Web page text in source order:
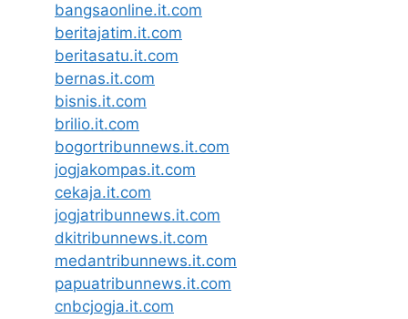
bangsaonline.it.com
beritajatim.it.com
beritasatu.it.com
bernas.it.com
bisnis.it.com
brilio.it.com
bogortribunnews.it.com
jogjakompas.it.com
cekaja.it.com
jogjatribunnews.it.com
dkitribunnews.it.com
medantribunnews.it.com
papuatribunnews.it.com
cnbcjogja.it.com